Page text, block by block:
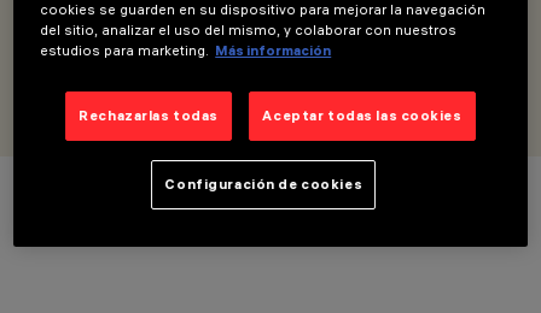
luminarias en fila continua
iGuzzini
cookies se guarden en su dispositivo para mejorar la navegación
del sitio, analizar el uso del mismo, y colaborar con nuestros
estudios para marketing. Más información
Rechazarlas todas Aceptar todas las cookies
Configuración de cookies